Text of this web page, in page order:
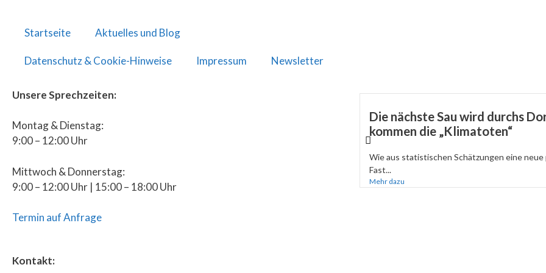
Startseite Aktuelles und Blog
Datenschutz & Cookie-Hinweise Impressum Newsletter
Unsere Sprechzeiten:
Montag & Dienstag:
9:00 – 12:00 Uhr
Mittwoch & Donnerstag:
9:00 – 12:00 Uhr | 15:00 – 18:00 Uhr
Termin auf Anfrage
Kontakt:
Die nächste Sau wird durchs
kommen die „Klimatoten“
Wie aus statistischen Schätzungen eine
Fast...
Mehr dazu